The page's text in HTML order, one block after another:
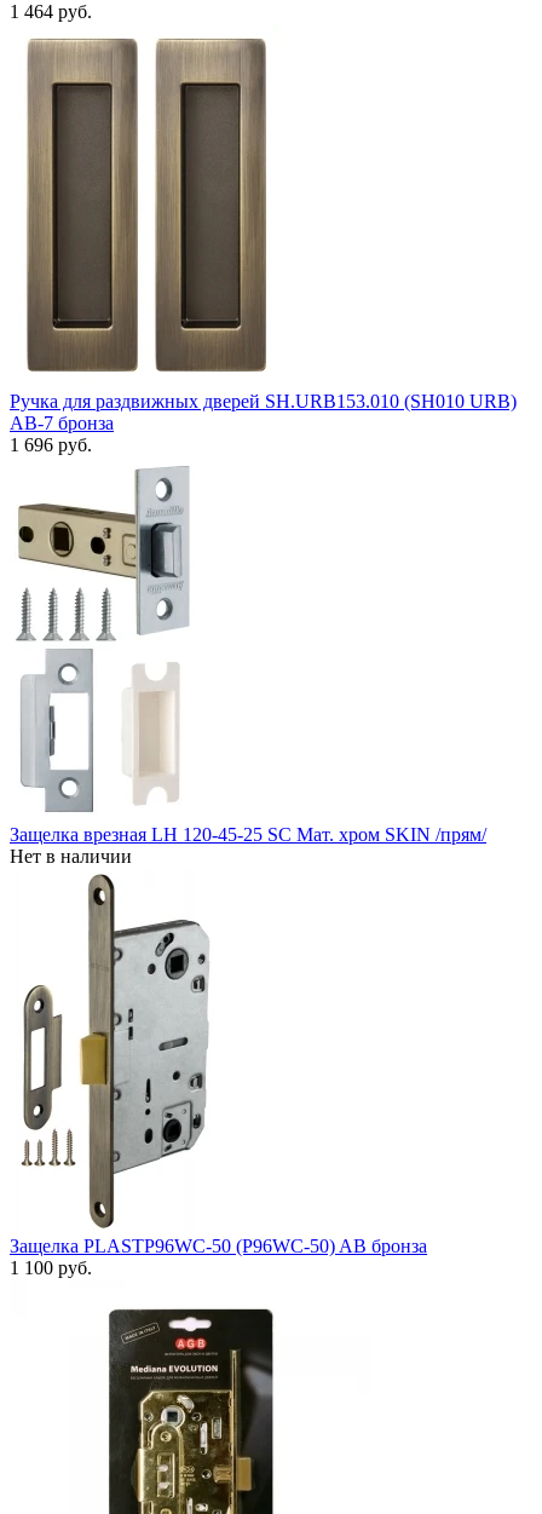
1 464 руб.
Ручка для раздвижных дверей SH.URB153.010 (SH010 URB)
АВ-7 бронза
1 696 руб.
Защелка врезная LH 120-45-25 SC Мат. хром SKIN /прям/
Нет в наличии
Защелка PLASTP96WC-50 (P96WC-50) AB бронза
1 100 руб.